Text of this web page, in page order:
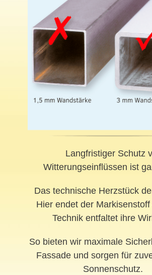
Langfristiger Schutz
Witterungseinflüssen ist
Das technische Herzstück
Hier endet der
Technik entfaltet ihre
So bieten wir maximale
Fassade und sorgen für
Sonnenschutz.